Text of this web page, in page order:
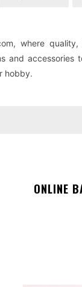
where
and
hobby.
ONLINE